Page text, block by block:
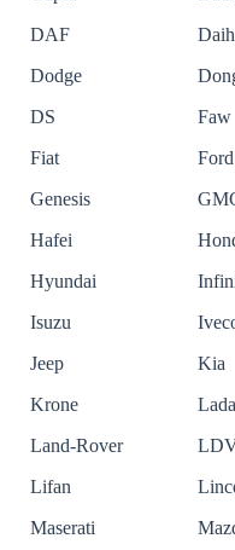
DAF
Dodge
DS
Faw
Fiat
Ford
Genesis
Hafei
Hyundai
Isuzu
Jeep
Kia
Krone
Lada
Land-Rover
Lifan
Maserati